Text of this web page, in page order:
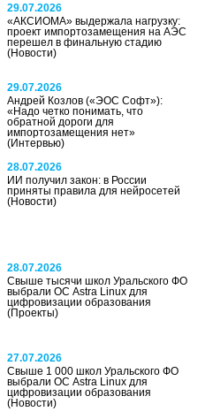
29.07.2026
«АКСИОМА» выдержала нагрузку:
проект импортозамещения на АЭС
перешел в финальную стадию
(Новости)
29.07.2026
Андрей Козлов («ЭОС Софт»):
«Надо четко понимать, что
обратной дороги для
импортозамещения нет»
(Интервью)
28.07.2026
ИИ получил закон: в России
приняты правила для нейросетей
(Новости)
28.07.2026
Свыше тысячи школ Уральского ФО
выбрали ОС Astra Linux для
цифровизации образования
(Проекты)
27.07.2026
Свыше 1 000 школ Уральского ФО
выбрали ОС Astra Linux для
цифровизации образования
(Новости)